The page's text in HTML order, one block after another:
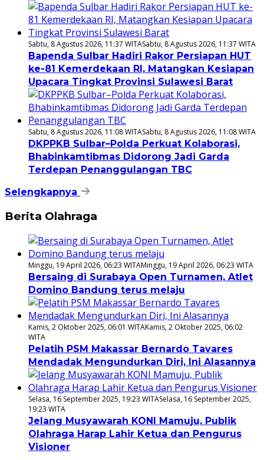
Sabtu, 8 Agustus 2026, 11:37 WITASabtu, 8 Agustus 2026, 11:37 WITA
Bapenda Sulbar Hadiri Rakor Persiapan HUT
ke-81 Kemerdekaan RI, Matangkan Kesiapan
Upacara Tingkat Provinsi Sulawesi Barat
Sabtu, 8 Agustus 2026, 11:08 WITASabtu, 8 Agustus 2026, 11:08 WITA
DKPPKB Sulbar–Polda Perkuat Kolaborasi,
Bhabinkamtibmas Didorong Jadi Garda
Terdepan Penanggulangan TBC
Selengkapnya
Berita Olahraga
Minggu, 19 April 2026, 06:23 WITAMinggu, 19 April 2026, 06:23 WITA
Bersaing di Surabaya Open Turnamen, Atlet
Domino Bandung terus melaju
Kamis, 2 Oktober 2025, 06:01 WITAKamis, 2 Oktober 2025, 06:02
WITA
Pelatih PSM Makassar Bernardo Tavares
Mendadak Mengundurkan Diri, Ini Alasannya
Selasa, 16 September 2025, 19:23 WITASelasa, 16 September 2025,
19:23 WITA
Jelang Musyawarah KONI Mamuju, Publik
Olahraga Harap Lahir Ketua dan Pengurus
Visioner